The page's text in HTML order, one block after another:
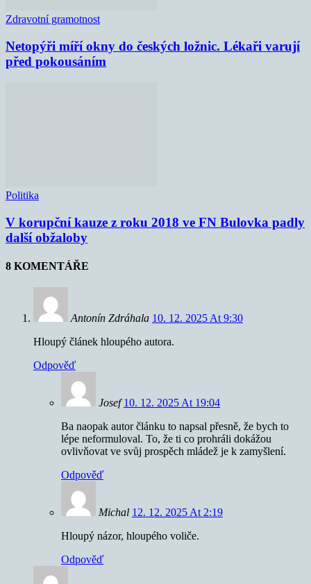
Zdravotní gramotnost
Netopýři míří okny do českých ložnic. Lékaři varují
před pokousáním
Politika
V korupční kauze z roku 2018 ve FN Bulovka padly
další obžaloby
8 KOMENTÁŘE
Antonín Zdráhala 10. 12. 2025 At 9:30
Hloupý článek hloupého autora.
Odpověď
Josef 10. 12. 2025 At 19:04
Ba naopak autor článku to napsal přesně, že bych to
lépe neformuloval. To, že ti co prohráli dokážou
ovlivňovat ve svůj prospěch mládež je k zamyšlení.
Odpověď
Michal 12. 12. 2025 At 2:19
Hloupý názor, hloupého voliče.
Odpověď